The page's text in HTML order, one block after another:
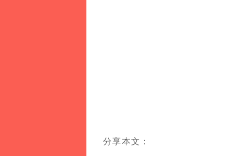
分享本文：